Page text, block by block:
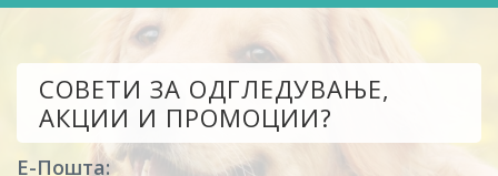
СОВЕТИ ЗА ОДГЛЕДУВАЊЕ,
АКЦИИ И ПРОМОЦИИ?
Е-Пошта: